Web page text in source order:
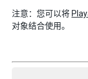
注意：您可以将
对象结合使用。